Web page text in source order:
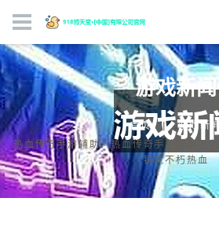
游戏新闻
首页
游戏新
热血传奇手游辅助、热血传奇手游辅助怎
铸就不朽热血